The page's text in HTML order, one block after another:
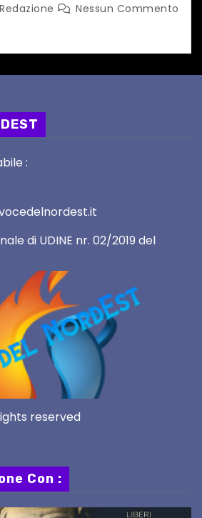
Redazione Nessun Commento
:
di UDINE nr. 02/2019 del
reserved
Con :